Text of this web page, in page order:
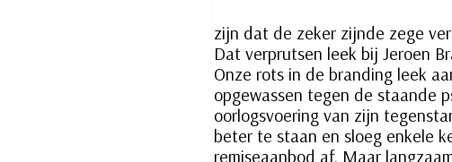
zijn dat de zeker zijnde zege
Dat verprutsen leek bij Jeroen
Onze rots in de branding leek
opgewassen tegen de staande
oorlogsvoering van zijn
beter te staan en sloeg enkele
remiseaanbod af. Maar